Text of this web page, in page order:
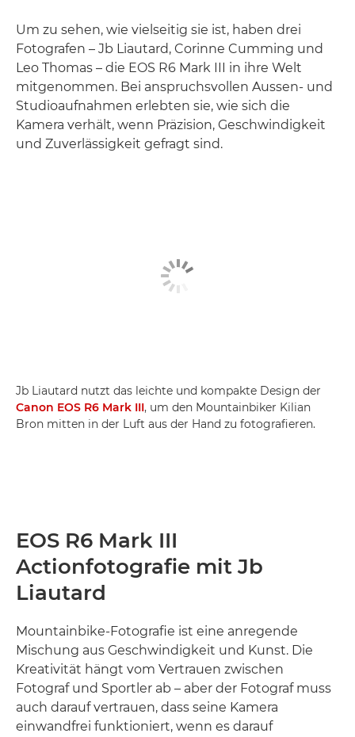
Um zu sehen, wie vielseitig sie ist, haben drei
Fotografen – Jb Liautard, Corinne Cumming und
Leo Thomas – die EOS R6 Mark III in ihre Welt
mitgenommen. Bei anspruchsvollen Aussen- und
Studioaufnahmen erlebten sie, wie sich die
Kamera verhält, wenn Präzision, Geschwindigkeit
und Zuverlässigkeit gefragt sind.
Jb Liautard nutzt das leichte und kompakte Design der
Canon EOS R6 Mark III, um den Mountainbiker Kilian
Bron mitten in der Luft aus der Hand zu fotografieren.
EOS R6 Mark III
Actionfotografie mit Jb
Liautard
Mountainbike-Fotografie ist eine anregende
Mischung aus Geschwindigkeit und Kunst. Die
Kreativität hängt vom Vertrauen zwischen
Fotograf und Sportler ab – aber der Fotograf muss
auch darauf vertrauen, dass seine Kamera
einwandfrei funktioniert, wenn es darauf